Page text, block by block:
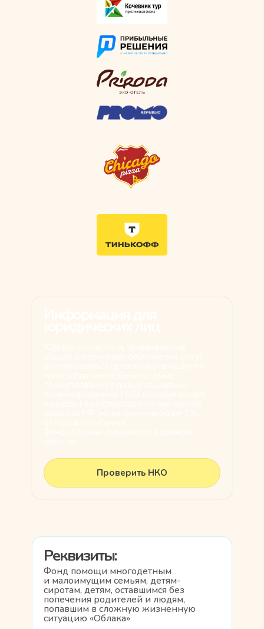
Проверить НКО
Фонд помощи многодетным
и малоимущим семьям, детям-
сиротам, детям, оставшимся без
попечения родителей и людям,
попавшим в сложную жизненную
ситуацию «Облака»
Реквизиты: